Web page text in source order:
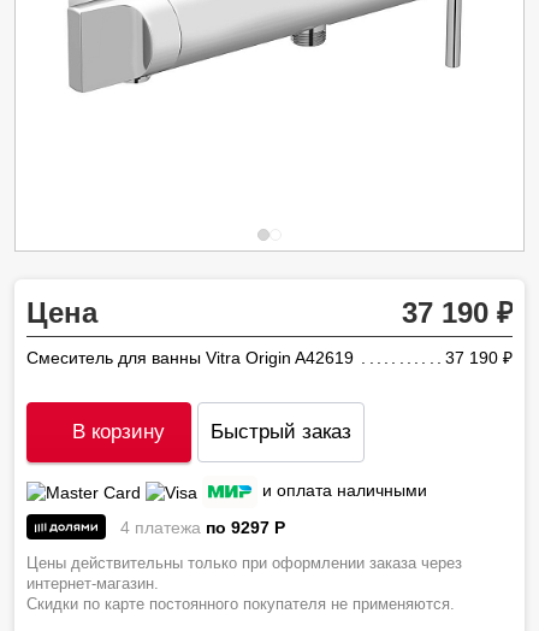
Цена 37 190
Смеситель для ванны Vitra Origin A42619 37 190
В корзину Быстрый заказ
и оплата наличными
4 платежа по 9297 P
Цены действительны только при оформлении заказа через
интернет-магазин.
Скидки по карте постоянного покупателя не применяются.